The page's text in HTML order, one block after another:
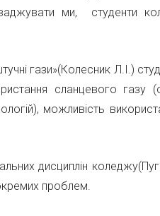
ми, студенти
гази»(Колесник Л.І.)
сланцевого газу
можливість
дисциплін
проблем.